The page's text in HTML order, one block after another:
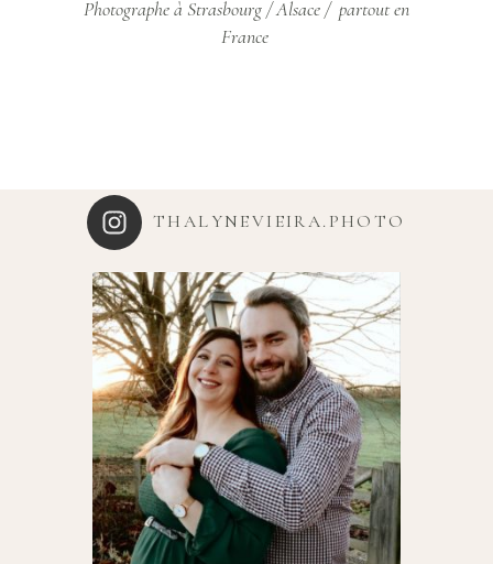
Photographe à Strasbourg / Alsace / partout en
France
THALYNEVIEIRA.PHOTO